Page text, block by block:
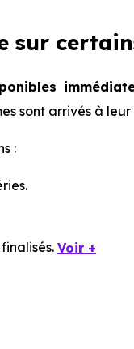
sur
sont arrivés à leur
:
Voir +